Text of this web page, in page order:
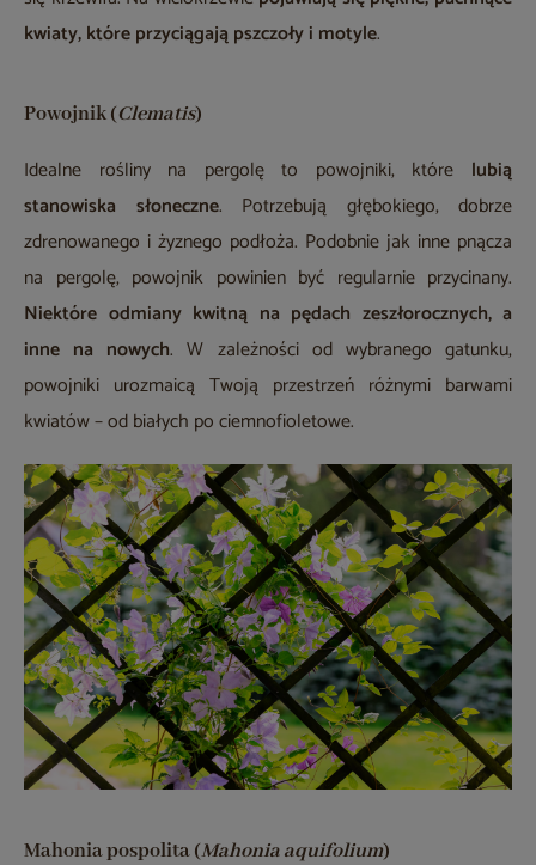
kwiaty, któreprzyciągają pszczoły i motyle.
Powojnik (Clematis)
Idealne rośliny na pergolę to powojniki, które lubią
stanowiska słoneczne. Potrzebują głębokiego, dobrze
zdrenowanego i żyznego podłoża. Podobnie jak inne pnącza
na pergolę, powojnik powinien być regularnie przycinany.
Niektóre odmiany kwitną na pędach zeszłorocznych, a
inne na nowych. W zależności od wybranego gatunku,
powojniki urozmaicą Twoją przestrzeń różnymi barwami
kwiatów – od białych po ciemnofioletowe.
Mahonia pospolita (Mahonia aquifolium)